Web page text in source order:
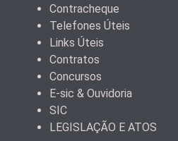
Contracheque
Telefones Úteis
Links Úteis
Contratos
Concursos
E-sic & Ouvidoria
SIC
LEGISLAÇÃO E ATOS